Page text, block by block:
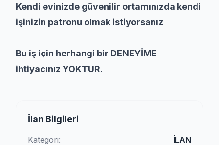
Kendi evinizde güvenilir ortamınızda kendi
işinizin patronu olmak istiyorsanız
Bu iş için herhangi bir DENEYİME
ihtiyacınız YOKTUR.
İlan Bilgileri
Kategori: İLAN